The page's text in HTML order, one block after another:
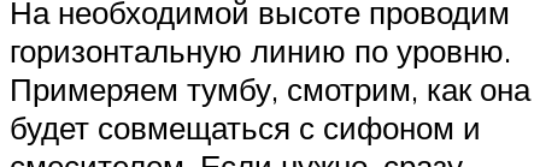
На необходимой высоте проводим
горизонтальную линию по уровню.
Примеряем тумбу, смотрим, как она
будет совмещаться с сифоном и